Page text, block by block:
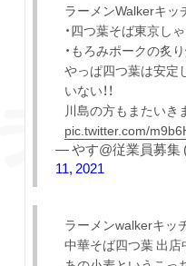
ラーメンWalkerキッ
・四つ葉そば東京し
・もろみポークの炙
やっぱ四つ葉は安定
いない！！
川島の方もまたいき
pic.twitter.com/
— やす@従業員募集
11, 2021
ラーメンwalkerキッ
中華そば四つ葉 出店